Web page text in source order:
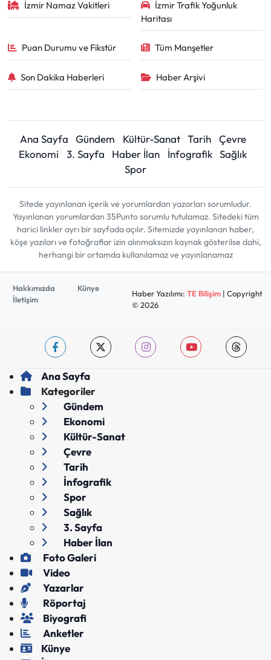
İzmir Namaz Vakitleri
İzmir Trafik Yoğunluk
Haritası
Puan Durumu ve Fikstür Tüm Manşetler
Son Dakika Haberleri Haber Arşivi
Ana Sayfa Gündem Kültür-Sanat Tarih
Çevre
Ekonomi
3. Sayfa Haber İlan İnfografik Sağlık
Spor
Sitede yayınlanan içerik ve yorumlardan yazarları sorumludur.
Yayınlanan yorumlardan 35Punto sorumlu tutulamaz. Sitedeki tüm
harici linkler ayrı bir sayfada açılır. Sitemizde yayınlanan haber,
köşe yazıları ve fotoğraflar izin alınmaksızın kaynak gösterilse dahi,
herhangi bir ortamda kullanılamaz ve yayınlanamaz
Hakkımızda
Künye
İletişim
Haber Yazılımı: TE Bilişim| Copyright
© 2026
Ana Sayfa
Kategoriler
Gündem
Ekonomi
Kültür-Sanat
Çevre
Tarih
İnfografik
Spor
Sağlık
3. Sayfa
Haber İlan
Foto Galeri
Video
Yazarlar
Röportaj
Biyografi
Anketler
Künye